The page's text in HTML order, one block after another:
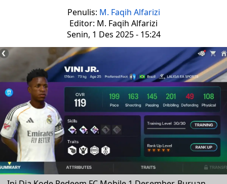
Penulis: M. Faqih Alfarizi
Editor: M. Faqih Alfarizi
Senin, 1 Des 2025 - 15:24